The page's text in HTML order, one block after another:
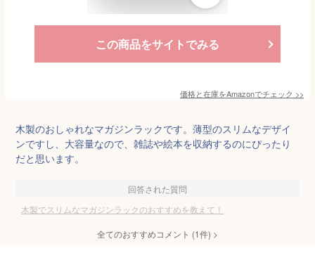
この商品をサイトでみる
価格と在庫をAmazonでチェック >>
木製のおしゃれなマガジンラックです。薄型のスリムなデザイ
ンですし、大容量なので、雑誌や絵本を収納するのにぴったり
だと思います。
回答された質問
木製でスリムなマガジンラックのおすすめを教えて！
全てのおすすめコメント (1件) >